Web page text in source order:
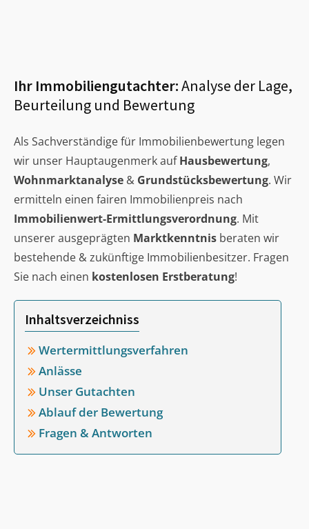
Ihr Immobiliengutachter:Analyse der Lage,
Beurteilung und Bewertung
Als Sachverständige für Immobilienbewertung legen
wir unser Hauptaugenmerk aufHausbewertung,
Wohnmarktanalyse & Grundstücksbewertung. Wir
ermitteln einen fairen Immobilienpreis nach
Immobilienwert-Ermittlungsverordnung. Mit
unserer ausgeprägten Marktkenntnis beraten wir
bestehende & zukünftige Immobilienbesitzer. Fragen
Sie nach einen kostenlosen Erstberatung!
Inhaltsverzeichniss
Wertermittlungsverfahren
Anlässe
Unser Gutachten
Ablauf der Bewertung
Fragen & Antworten